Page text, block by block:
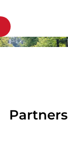
Partners